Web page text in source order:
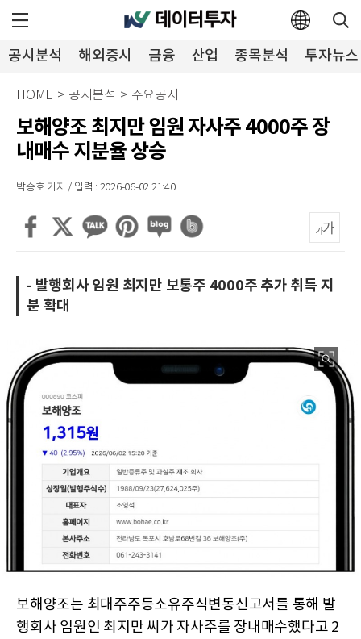
공시분석 해외증시 금융 산업 종목분석 투자뉴스
HOME > 공시분석 > 주요공시
보해양조 최지만 임원 자사주 4000주 장
내매수 지분율 상승
박승호 기자 / 입력 : 2026-06-02 21:40
- 발행회사 임원 최지만 보통주 4000주 추가 취득 지
분 확대
보해양조는 최대주주등소유주식변동신고서를 통해 발
행회사 임원인 최지만 씨가 자사주를 장내매수했다고 2